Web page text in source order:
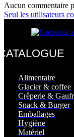
Aucun commentaire
Seul les utilisateurs
Alimentaire
Glacier & coffee
Crêperie &
Snack & Burger
Emballages
Hygiène
Matériel